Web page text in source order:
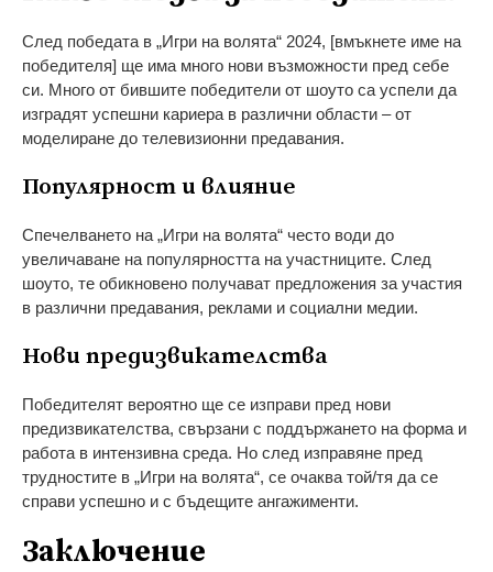
След победата в „Игри на волята“ 2024, [вмъкнете име на
победителя] ще има много нови възможности пред себе
си. Много от бившите победители от шоуто са успели да
изградят успешни кариера в различни области – от
моделиране до телевизионни предавания.
Популярност и влияние
Спечелването на „Игри на волята“ често води до
увеличаване на популярността на участниците. След
шоуто, те обикновено получават предложения за участия
в различни предавания, реклами и социални медии.
Нови предизвикателства
Победителят вероятно ще се изправи пред нови
предизвикателства, свързани с поддържането на форма и
работа в интензивна среда. Но след изправяне пред
трудностите в „Игри на волята“, се очаква той/тя да се
справи успешно и с бъдещите ангажименти.
Заключение